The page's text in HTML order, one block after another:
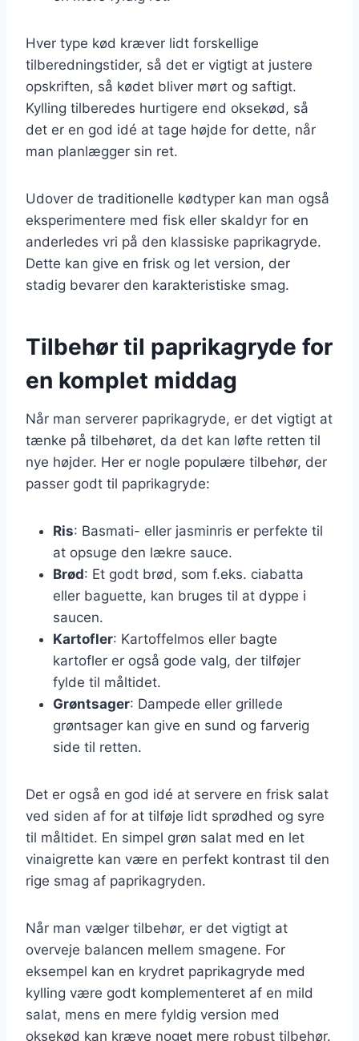
Hver type kød kræver lidt forskellige
tilberedningstider, så det er vigtigt at justere
opskriften, så kødet bliver mørt og saftigt.
Kylling tilberedes hurtigere end oksekød, så
det er en god idé at tage højde for dette, når
man planlægger sin ret.
Udover de traditionelle kødtyper kan man også
eksperimentere med fisk eller skaldyr for en
anderledes vri på den klassiske paprikagryde.
Dette kan give en frisk og let version, der
stadig bevarer den karakteristiske smag.
Tilbehør til paprikagryde for
en komplet middag
Når man serverer paprikagryde, er det vigtigt at
tænke på tilbehøret, da det kan løfte retten til
nye højder. Her er nogle populære tilbehør, der
passer godt til paprikagryde:
Ris: Basmati- eller jasminris er perfekte til
at opsuge den lækre sauce.
Brød: Et godt brød, som f.eks. ciabatta
eller baguette, kan bruges til at dyppe i
saucen.
Kartofler: Kartoffelmos eller bagte
kartofler er også gode valg, der tilføjer
fylde til måltidet.
Grøntsager: Dampede eller grillede
grøntsager kan give en sund og farverig
side til retten.
Det er også en god idé at servere en frisk salat
ved siden af for at tilføje lidt sprødhed og syre
til måltidet. En simpel grøn salat med en let
vinaigrette kan være en perfekt kontrast til den
rige smag af paprikagryden.
Når man vælger tilbehør, er det vigtigt at
overveje balancen mellem smagene. For
eksempel kan en krydret paprikagryde med
kylling være godt komplementeret af en mild
salat, mens en mere fyldig version med
oksekød kan kræve noget mere robust tilbehør.